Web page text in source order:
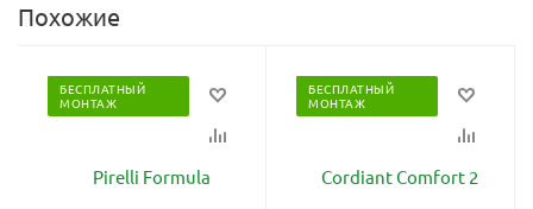
Похожие
БЕСПЛАТНЫЙ
МОНТАЖ
БЕСПЛАТНЫЙ
МОНТАЖ